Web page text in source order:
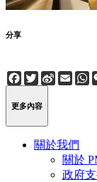
分享
Facebook
Twitter
Sina
Weibo
更多內容
關於我們
關於
政府